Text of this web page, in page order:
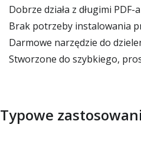
Dobrze działa z długimi
Brak potrzeby instalowania
Darmowe narzędzie do
Stworzone do szybkiego,
Typowe